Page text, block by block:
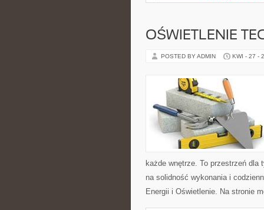
OŚWIETLENIE
POSTED BY ADMIN KWI - 27 -
każde wnętrze. To przestrzeń
na solidność wykonania i
Energii i Oświetlenie. Na stronie